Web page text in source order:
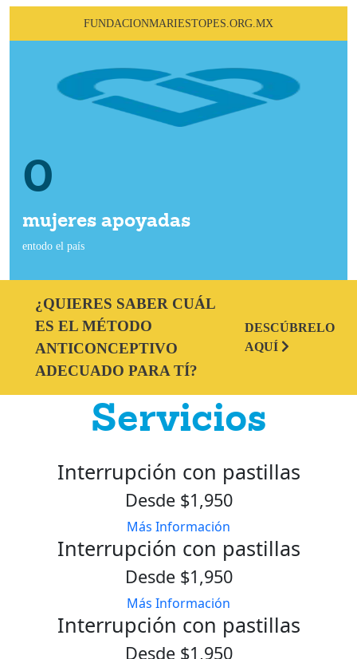
FUNDACIONMARIESTOPES.ORG.MX
0
mujeres apoyadas
entodo el país
¿QUIERES SABER CUÁL
ES EL MÉTODO
ANTICONCEPTIVO
ADECUADO PARA TÍ?
DESCÚBRELO
AQUÍ
Servicios
Interrupción con pastillas
Desde $1,950
Más Información
Interrupción con pastillas
Desde $1,950
Más Información
Interrupción con pastillas
Desde $1,950